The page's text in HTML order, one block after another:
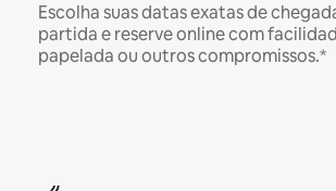
Escolha suas datas exatas de
partida e reserve online com
papelada ou outros compromissos.*